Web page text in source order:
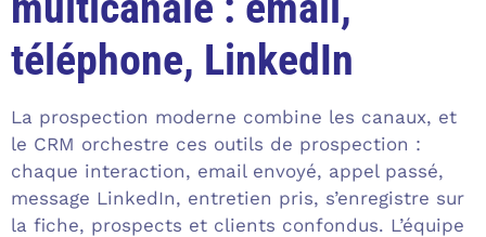
téléphone, LinkedIn
La prospection moderne combine les canaux, et
le CRM orchestre ces outils de prospection :
chaque interaction, email envoyé, appel passé,
message LinkedIn, entretien pris, s’enregistre sur
la fiche, prospects et clients confondus. L’équipe